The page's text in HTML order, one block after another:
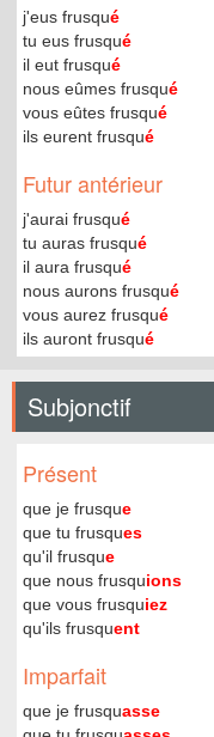
j'eus frusqué
tu eus frusqué
il eut frusqué
nous eûmes frusqué
vous eûtes frusqué
ils eurent frusqué
Futur antérieur
j'aurai frusqué
tu auras frusqué
il aura frusqué
nous aurons frusqué
vous aurez frusqué
ils auront frusqué
Subjonctif
Présent
que je frusque
que tu frusques
qu'il frusque
que nous frusquions
que vous frusquiez
qu'ils frusquent
Imparfait
que je frusquasse